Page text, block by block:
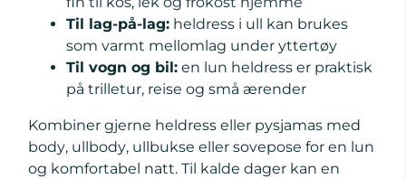
Til lag-på-lag: heldress i ull kan brukes
som varmt mellomlag under yttertøy
Til vogn og bil: en lun heldress er praktisk
på trilletur, reise og små ærender
Kombiner gjerne heldress eller pysjamas med
body, ullbody, ullbukse eller sovepose for en lun
og komfortabel natt. Til kalde dager kan en